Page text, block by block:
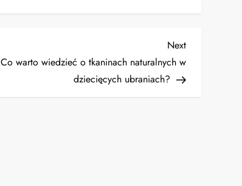
Next
Post
Next
Co warto wiedzieć o tkaninach naturalnych w
dziecięcych ubraniach?